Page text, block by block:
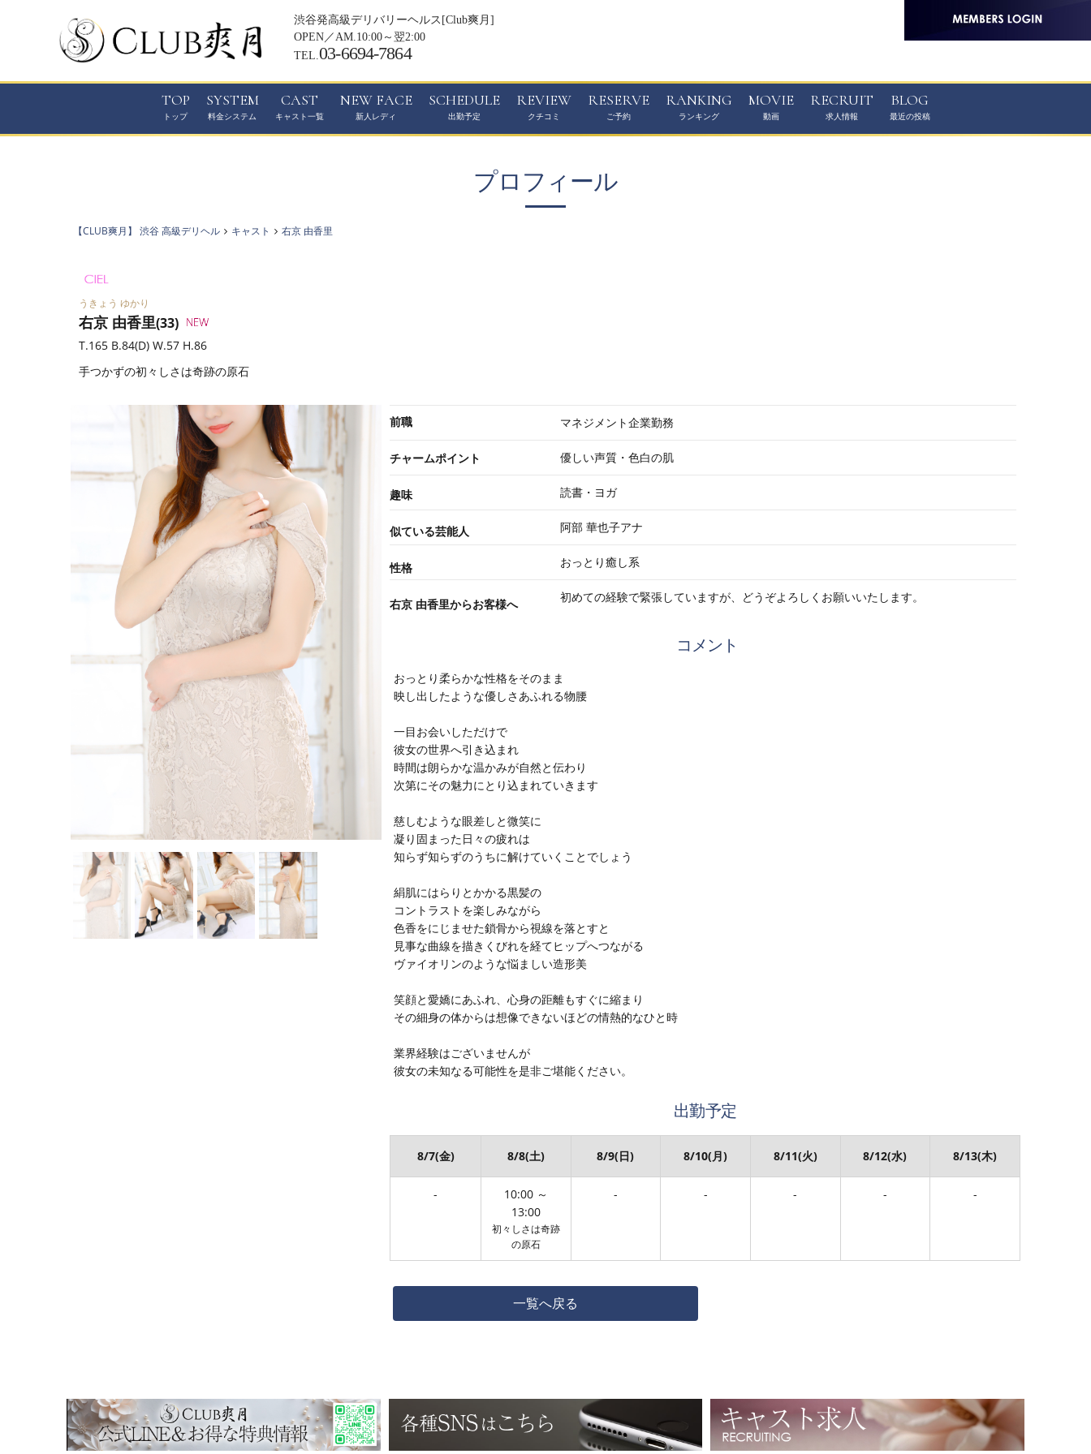
渋谷発高級デリバリーヘルス[Club爽月]
OPEN／AM.10:00～翌2:00
TEL.03-6694-7864
TOP SYSTEM CAST NEW FACE SCHEDULE REVIEW RESERVE RANKING MOVIE RECRUIT BLOG
プロフィール
【CLUB爽月】 渋谷 高級デリヘル キャスト 右京 由香里
うきょう ゆかり
右京 由香里(33)
T.165 B.84(D) W.57 H.86
手つかずの初々しさは奇跡の原石
前職 マネジメント企業勤務
チャームポイント 優しい声質・色白の肌
趣味 読書・ヨガ
似ている芸能人 阿部 華也子アナ
性格 おっとり癒し系
右京 由香里からお客様へ 初めての経験で緊張していますが、どうぞよろしくお願いいたします。
コメント
おっとり柔らかな性格をそのまま
映し出したような優しさあふれる物腰
一目お会いしただけで
彼女の世界へ引き込まれ
時間は朗らかな温かみが自然と伝わり
次第にその魅力にとり込まれていきます
慈しむような眼差しと微笑に
凝り固まった日々の疲れは
知らず知らずのうちに解けていくことでしょう
絹肌にはらりとかかる黒髪の
コントラストを楽しみながら
色香をにじませた鎖骨から視線を落とすと
見事な曲線を描きくびれを経てヒップへつながる
ヴァイオリンのような悩ましい造形美
笑顔と愛嬌にあふれ、心身の距離もすぐに縮まり
その細身の体からは想像できないほどの情熱的なひと時
業界経験はございませんが
彼女の未知なる可能性を是非ご堪能ください。
出勤予定
8/7(金)
-
8/8(土)
10:00 ～
13:00
初々しさは奇跡
の原石
8/9(日)
-
8/10(月)
-
8/11(火)
-
8/12(水)
-
8/13(木)
-
一覧へ戻る